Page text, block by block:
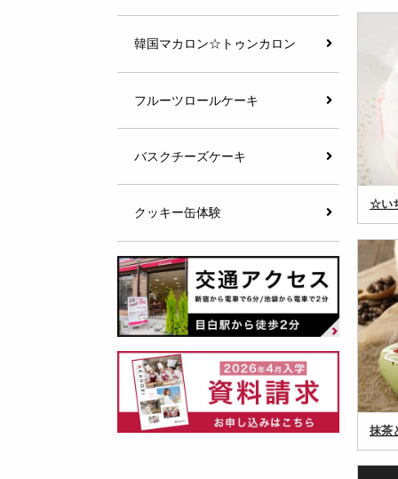
☆い
抹茶
韓国マカロン☆トゥンカロン
フルーツロールケーキ
バスクチーズケーキ
クッキー缶体験